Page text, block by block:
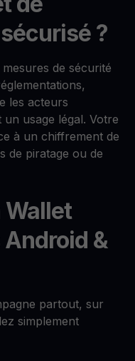
?
de sécurité
les acteurs
usage légal. Votre
à un chiffrement de
de piratage ou de
&
partout, sur
simplement